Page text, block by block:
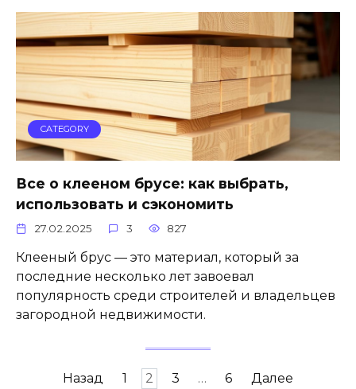
CATEGORY
Все о клееном брусе: как выбрать,
использовать и сэкономить
27.02.2025 3 827
Клееный брус — это материал, который за
последние несколько лет завоевал
популярность среди строителей и владельцев
загородной недвижимости.
Пагинация
Назад 1 2 3 … 6 Далее